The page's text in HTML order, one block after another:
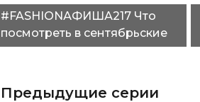
#FASHIONАФИША217 Что
посмотреть в сентябрьские
выходные"
Предыдущие серии